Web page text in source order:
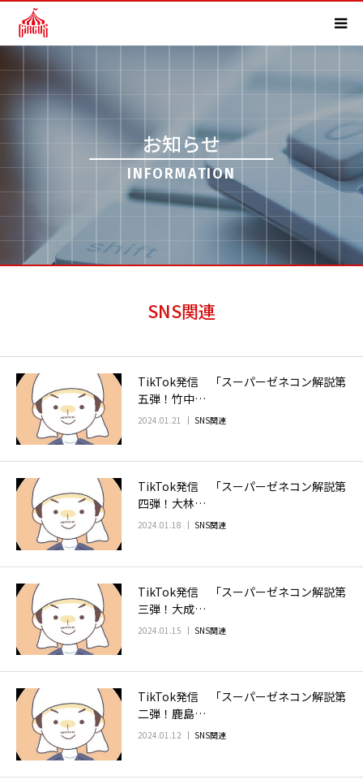
お知らせ
INFORMATION
SNS関連
TikTok発信 「スーパーゼネコン解説第
五弾！竹中…
2024.01.21 SNS関連
TikTok発信 「スーパーゼネコン解説第
四弾！大林…
2024.01.18 SNS関連
TikTok発信 「スーパーゼネコン解説第
三弾！大成…
2024.01.15 SNS関連
TikTok発信 「スーパーゼネコン解説第
二弾！鹿島…
2024.01.12 SNS関連
HOME
事業内容
実績紹介
求人情報
お問い合わせ